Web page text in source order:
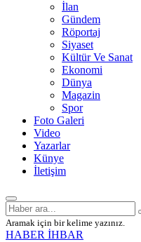
İlan
Gündem
Röportaj
Siyaset
Kültür Ve Sanat
Ekonomi
Dünya
Magazin
Spor
Foto Galeri
Video
Yazarlar
Künye
İletişim
Aramak için bir kelime yazınız.
HABER İHBAR